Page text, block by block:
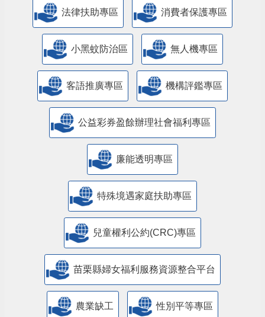
法律扶助專區 消費者保護專區
小黑蚊防治區 無人機專區
客語推廣專區 機構評鑑專區
公益彩券盈餘辦理社會福利專區
廉能透明專區
特殊境遇家庭扶助專區
兒童權利公約(CRC)專區
苗栗縣婦女福利服務資源整合平台
農業缺工 性別平等專區